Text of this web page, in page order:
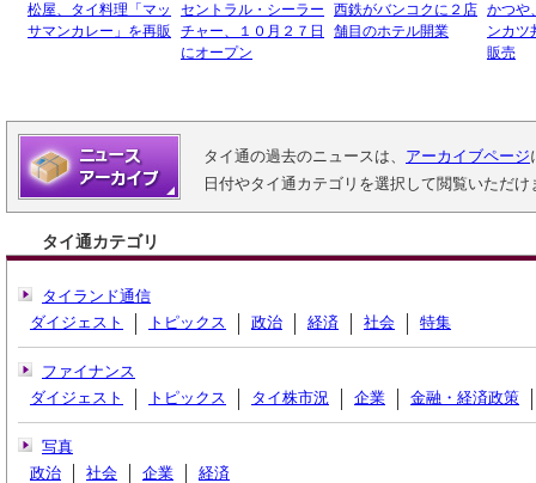
松屋、タイ料理「マッ
サマンカレー」を再販
セントラル・シーラー
チャー、１０月２７日
にオープン
西鉄がバンコクに２店
舗目のホテル開業
かつや
ンカツ
販売
タイ通の過去のニュースは、 アーカイブページ
日付やタイ通カテゴリを選択して閲覧いただけ
タイ通カテゴリ
タイランド通信
ダイジェスト
トピックス 政治 経済 社会 特集
ファイナンス
ダイジェスト
トピックス タイ株市況 企業 金融・経済政策
写真
政治
社会 企業 経済